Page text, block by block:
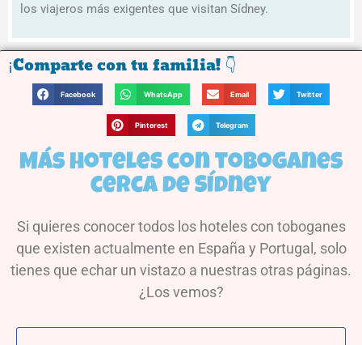
los viajeros más exigentes que visitan Sídney.
¡Comparte con tu familia! 👇
Facebook WhatsApp Email Twitter
Pinterest Telegram
Más hoteles con toboganes
cerca de Sídney
Si quieres conocer todos los hoteles con toboganes
que existen actualmente en España y Portugal, solo
tienes que echar un vistazo a nuestras otras páginas.
¿Los vemos?